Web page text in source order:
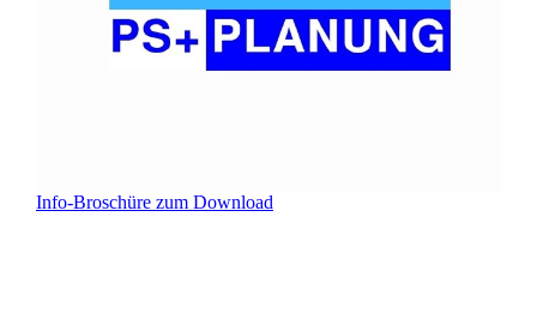
Info-Broschüre zum Download